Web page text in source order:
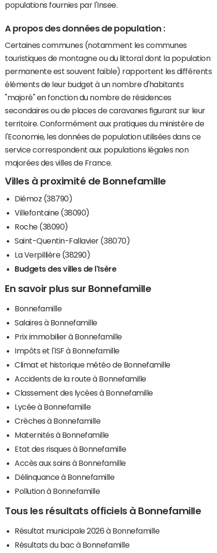
populations fournies par l'Insee.
A propos des données de population :
Certaines communes (notamment les communes
touristiques de montagne ou du littoral dont la population
permanente est souvent faible) rapportent les différents
éléments de leur budget à un nombre d'habitants
"majoré" en fonction du nombre de résidences
secondaires ou de places de caravanes figurant sur leur
territoire. Conformément aux pratiques du ministère de
l'Economie, les données de population utilisées dans ce
service correspondent aux populations légales non
majorées des villes de France.
Villes à proximité de Bonnefamille
Diémoz (38790)
Villefontaine (38090)
Roche (38090)
Saint-Quentin-Fallavier (38070)
La Verpillière (38290)
Budgets des villes de l'Isère
En savoir plus sur Bonnefamille
Bonnefamille
Salaires à Bonnefamille
Prix immobilier à Bonnefamille
Impôts et l'ISF à Bonnefamille
Climat et historique météo de Bonnefamille
Accidents de la route à Bonnefamille
Classement des lycées à Bonnefamille
Lycée à Bonnefamille
Crèches à Bonnefamille
Maternités à Bonnefamille
Etat des risques à Bonnefamille
Accès aux soins à Bonnefamille
Délinquance à Bonnefamille
Pollution à Bonnefamille
Tous les résultats officiels à Bonnefamille
Résultat municipale 2026 à Bonnefamille
Résultats du bac à Bonnefamille